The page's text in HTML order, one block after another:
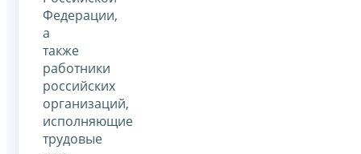
Федерации,
а
также
работники
российских
организаций,
исполняющие
трудовые